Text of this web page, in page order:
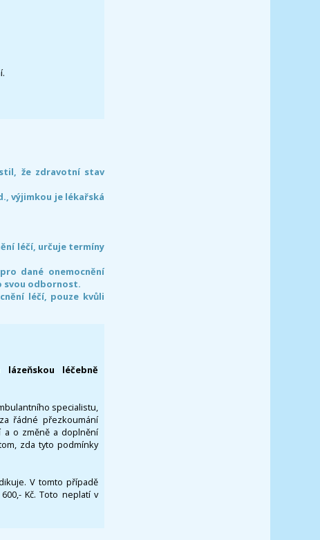
že zdravotní stav
výjimkou je lékařská
léčí, určuje termíny
dané onemocnění
svou odbornost.
léčí, pouze kvůli
léčebně
specialistu,
řádné přezkoumání
a o změně a doplnění
zda tyto podmínky
V tomto případě
Kč. Toto neplatí v